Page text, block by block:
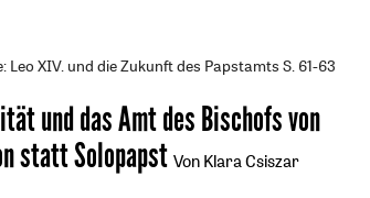
Leo XIV. und die Zukunft des Papstamts S. 61-63
und das Amt des Bischofs von
statt Solopapst Von Klara Csiszar